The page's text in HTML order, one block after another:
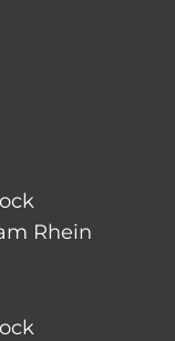
Rhein